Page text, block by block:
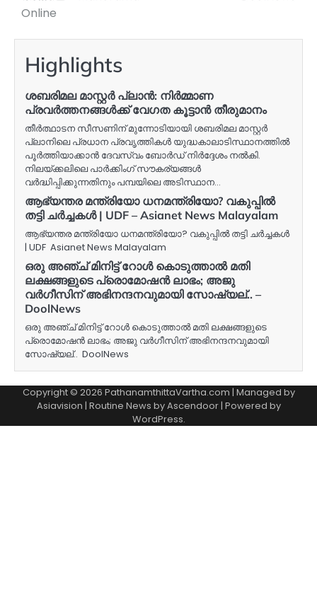
Online
Highlights
ശബരിമല മാസ്റ്റർ പ്ലാൻ: നിർമ്മാണ
പ്രവർത്തനങ്ങൾക്ക് വേഗത കൂട്ടാൻ തീരുമാനം
തീർത്ഥാടന സീസണിന് മുന്നോടിയായി ശബരിമല മാസ്റ്റർ
പ്ലാനിലെ പ്രധാന പ്രവൃത്തികൾ യുദ്ധകാലാടിസ്ഥാനത്തിൽ
പൂർത്തിയാക്കാൻ ദേവസ്വം ബോർഡ് നിർദ്ദേശം നൽകി.
നിലയ്ക്കലിലെ പാർക്കിംഗ് സൗകര്യങ്ങൾ
വർദ്ധിപ്പിക്കുന്നതിനും പമ്പയിലെ അടിസ്ഥാന…
ആഭ്യന്തര മന്ത്രിയോ ധനമന്ത്രിയോ? വകുപ്പിൽ
തട്ടി ചർച്ചകൾ | UDF – Asianet News Malayalam
ആഭ്യന്തര മന്ത്രിയോ ധനമന്ത്രിയോ? വകുപ്പിൽ തട്ടി ചർച്ചകൾ
| UDF Asianet News Malayalam
ഒരു അഞ്ച് മിനിട്ട് റോള്‍ കൊടുത്താല്‍ മതി
ലക്ഷങ്ങളുടെ പ്രൊമോഷന്‍ ലാഭം; അജു
വര്‍ഗീസിന് അഭിനന്ദനവുമായി സോഷ്യല്.. –
DoolNews
ഒരു അഞ്ച് മിനിട്ട് റോള്‍ കൊടുത്താല്‍ മതി ലക്ഷങ്ങളുടെ
പ്രൊമോഷന്‍ ലാഭം; അജു വര്‍ഗീസിന് അഭിനന്ദനവുമായി
സോഷ്യല്.. DoolNews
Copyright © 2026 PathanamthittaVartha.com | Managed by
Asiavision | Routine News byAscendoor| Powered by
WordPress.